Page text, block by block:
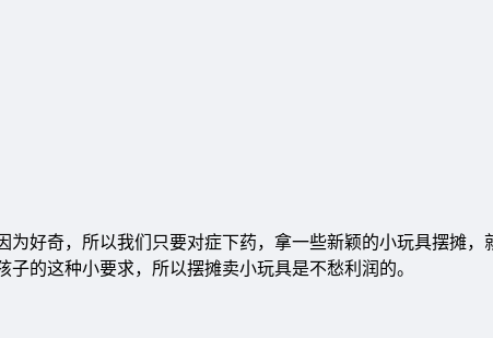
好奇，所以我们只要对症下药，拿一些新颖的小玩具摆摊，
的这种小要求，所以摆摊卖小玩具是不愁利润的。